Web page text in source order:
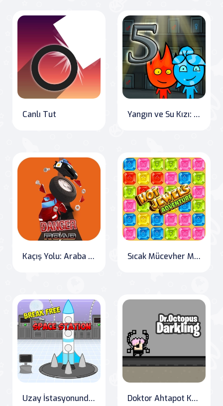
Canlı Tut Yangın ve Su Kızı: Beş Element
Kaçış Yolu: Araba Yarışı Oyunu" (Translation: "Escape Road: Car Racing Game" Sıcak Mücevher Macerası
Uzay İstasyonundan Kaçış Doktor Ahtapot Karanlıkta